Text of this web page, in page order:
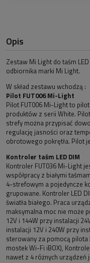
Opis
Zestaw Mi Light do taśm
odbiornika marki Mi Light.
W skład zestawu wchodzą :
Pilot FUT006 Mi-Light
Pilot FUT006 Mi-Light to
produktów z serii White.
strefy można przypisać
regulację jasności oraz
obrotowego pokrętła. Pilot
Kontroler taśm LED DIM
Kontroler FUT036 Mi-Light
współpracy z białymi
4-strefowym a pojedyncze
grupowane. Kontroler LED
światła białego. Praca
maksymalna moc nie może
12V i 144W przy instalacji
instalacji 12V i 240W przy
sterowany za pomocą
mostek Wi-Fi iBOX),
nawet z 4 różnych urządzeń